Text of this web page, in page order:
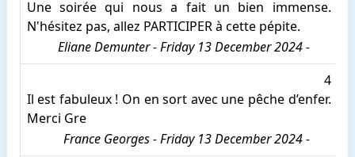
Une soirée qui nous a fait un bien immense.
N'hésitez pas, allez PARTICIPER à cette pépite.
Eliane Demunter - Friday 13 December 2024 -
4
Il est fabuleux ! On en sort avec une pêche d’enfer.
Merci Gre
France Georges - Friday 13 December 2024 -